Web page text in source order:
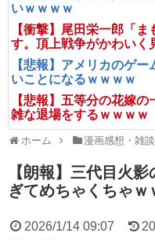
いｗｗｗｗ
【衝撃】尾田栄一郎「
す。頂上戦争がかわい
【悲報】アメリカのゲ
いことになるｗｗｗｗ
【悲報】五等分の花嫁
雑な退場をするｗｗｗｗ
ホーム 漫画感想・雑談
【朗報】三代目火
ぎてめちゃくちゃ
2026/1/14 09:07